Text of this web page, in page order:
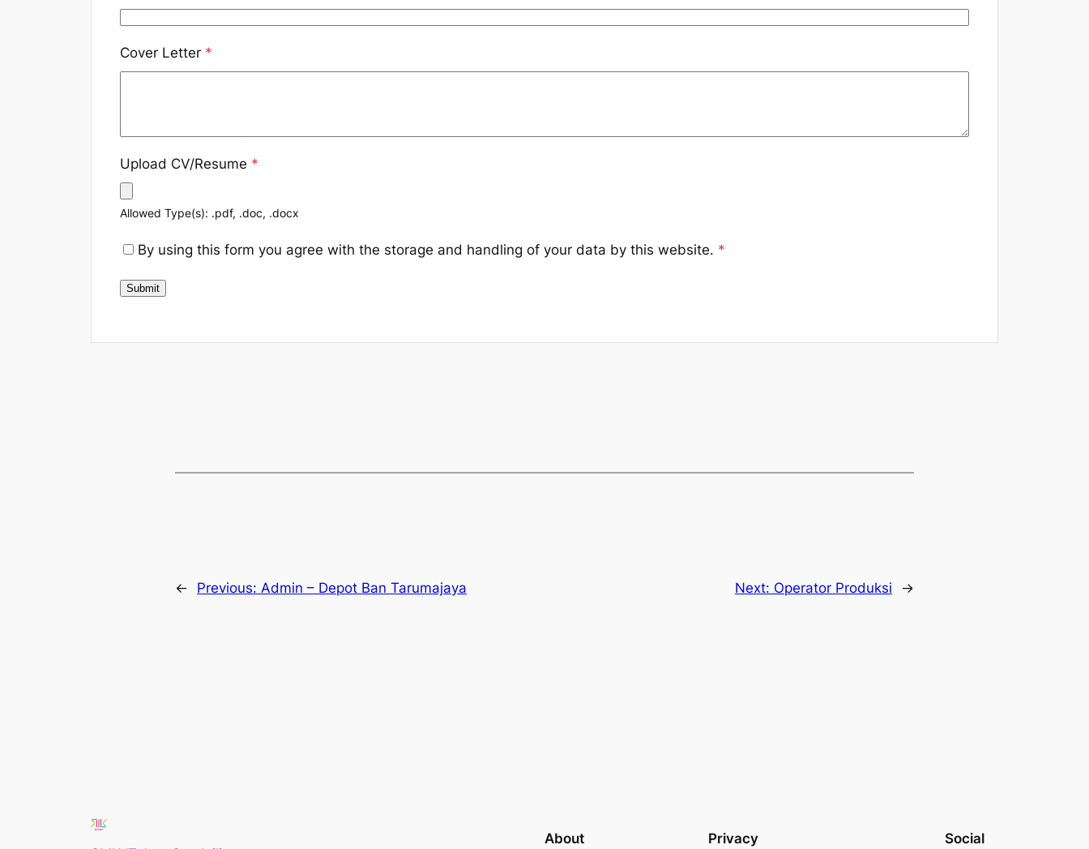
Cover Letter *
Upload CV/Resume *
Allowed Type(s): .pdf, .doc, .docx
By using this form you agree with the storage and handling of your data by this website. *
← Previous: Admin – Depot Ban Tarumajaya Next: Operator Produksi →
About Privacy Social